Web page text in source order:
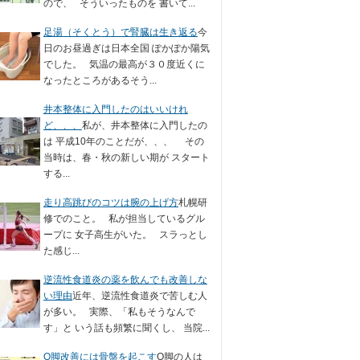
ので、 そういったものを 書いて...
足湯（そくとう）で腎臓は生き返る今
日のお昼過ぎは日本全国 ぽかぽか陽気
でした。 気温の最高が３０度近くに
なったところがあるそう...
井本整体に入門したのはいいけれ
ど、、、 私が、井本整体に入門したの
は 平成10年のことだが、、、 その
当時は、春・秋の新しい期が スタート
する...
走り高跳びのコツは腕の上げ方札幌研
修でのこと。 私が担当しているグル
ープに 女子高生がいた。 スラっとし
た感じ...
逆流性食道炎の薬を飲んでも改善しな
い理由近年、逆流性食道炎で苦しむ人
が多い。 実際、「私もそうなんで
す」と いう話も頻繁に聞くし、 当院...
O脚改善には骨盤を起こすO脚の人は